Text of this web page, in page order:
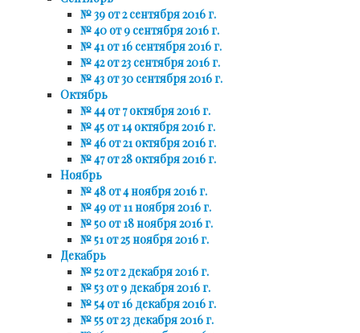
№ 39 от 2 сентября 2016 г.
№ 40 от 9 сентября 2016 г.
№ 41 от 16 сентября 2016 г.
№ 42 от 23 сентября 2016 г.
№ 43 от 30 сентября 2016 г.
Октябрь
№ 44 от 7 октября 2016 г.
№ 45 от 14 октября 2016 г.
№ 46 от 21 октября 2016 г.
№ 47 от 28 октября 2016 г.
Ноябрь
№ 48 от 4 ноября 2016 г.
№ 49 от 11 ноября 2016 г.
№ 50 от 18 ноября 2016 г.
№ 51 от 25 ноября 2016 г.
Декабрь
№ 52 от 2 декабря 2016 г.
№ 53 от 9 декабря 2016 г.
№ 54 от 16 декабря 2016 г.
№ 55 от 23 декабря 2016 г.